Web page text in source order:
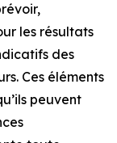
les résultats
des
Ces éléments
peuvent